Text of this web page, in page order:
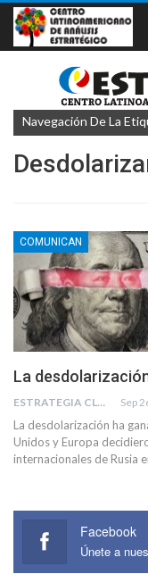
Navegación De La
COMUNICAN
La
ESTRATEGIA CLAE Sep
La desdolarización ha
Unidos y Europa
internacionales de Rusia
Facebook
Únete a